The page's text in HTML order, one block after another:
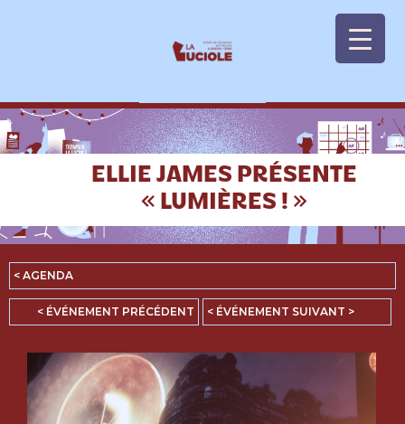
ELLIE JAMES PRÉSENTE
« LUMIÈRES ! »
< AGENDA
< ÉVÉNEMENT PRÉCÉDENT < ÉVÉNEMENT SUIVANT >